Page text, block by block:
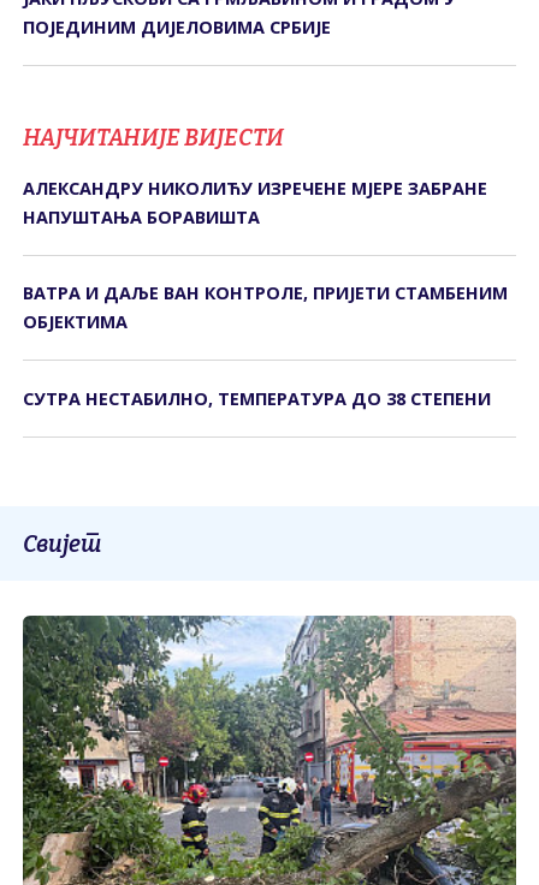
ПОЈЕДИНИМ ДИЈЕЛОВИМА СРБИЈЕ
НАЈЧИТАНИЈЕ ВИЈЕСТИ
АЛЕКСАНДРУ НИКОЛИЋУ ИЗРЕЧЕНЕ МЈЕРЕ ЗАБРАНЕ
НАПУШТАЊА БОРАВИШТА
ВАТРА И ДАЉЕ ВАН КОНТРОЛЕ, ПРИЈЕТИ СТАМБЕНИМ
ОБЈЕКТИМА
СУТРА НЕСТАБИЛНО, ТЕМПЕРАТУРА ДО 38 СТЕПЕНИ
Свијет